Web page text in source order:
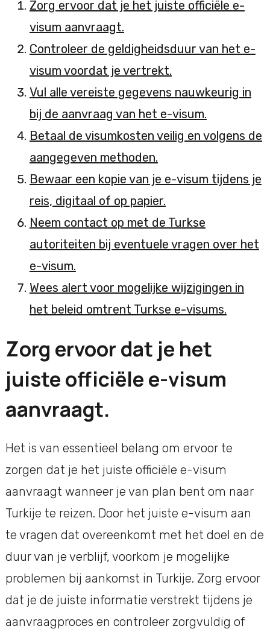
Zorg ervoor dat je het juiste officiële e-
visum aanvraagt.
Controleer de geldigheidsduur van het e-
visum voordat je vertrekt.
Vul alle vereiste gegevens nauwkeurig in
bij de aanvraag van het e-visum.
Betaal de visumkosten veilig en volgens de
aangegeven methoden.
Bewaar een kopie van je e-visum tijdens je
reis, digitaal of op papier.
Neem contact op met de Turkse
autoriteiten bij eventuele vragen over het
e-visum.
Wees alert voor mogelijke wijzigingen in
het beleid omtrent Turkse e-visums.
Zorg ervoor dat je het
juiste officiële e-visum
aanvraagt.
Het is van essentieel belang om ervoor te
zorgen dat je het juiste officiële e-visum
aanvraagt wanneer je van plan bent om naar
Turkije te reizen. Door het juiste e-visum aan
te vragen dat overeenkomt met het doel en de
duur van je verblijf, voorkom je mogelijke
problemen bij aankomst in Turkije. Zorg ervoor
dat je de juiste informatie verstrekt tijdens je
aanvraagproces en controleer zorgvuldig of